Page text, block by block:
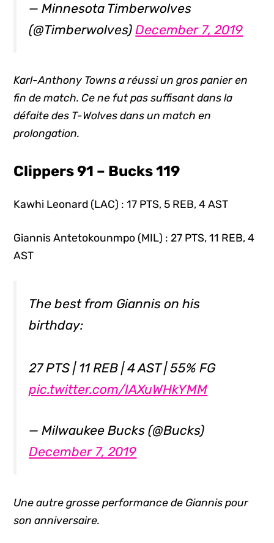
— Minnesota Timberwolves
(@Timberwolves)December 7, 2019
Karl-Anthony Towns a réussi un gros panier en
fin de match. Ce ne fut pas suffisant dans la
défaite des T-Wolves dans un match en
prolongation.
Clippers 91 – Bucks 119
Kawhi Leonard (LAC) : 17 PTS, 5 REB, 4 AST
Giannis Antetokounmpo (MIL) : 27 PTS, 11 REB, 4
AST
The best from Giannis on his
birthday:
27 PTS | 11 REB | 4 AST | 55% FG
pic.twitter.com/IAXuWHkYMM
— Milwaukee Bucks (@Bucks)
December 7, 2019
Une autre grosse performance de Giannis pour
son anniversaire.